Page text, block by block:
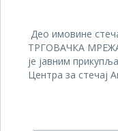
Део имовине
ТРГОВАЧКА
је јавним
Центра за стечај